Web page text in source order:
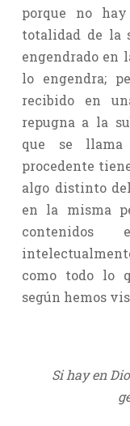
porque no
totalidad de la
engendrado en
lo engendra;
recibido en
repugna a la
que se
procedente
algo distinto
en la misma
como todo lo
según hemos
Si hay en